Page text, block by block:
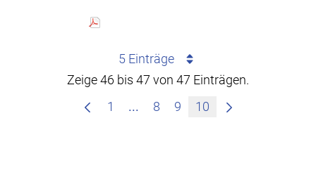
5 Einträge
Zeige 46 bis 47 von 47 Einträgen.
1
... Zwischenseiten Navigieren mit
8 9 10